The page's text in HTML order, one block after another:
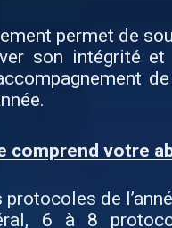
permet de
son intégrité
comprend votre
protocoles de
6 à 8